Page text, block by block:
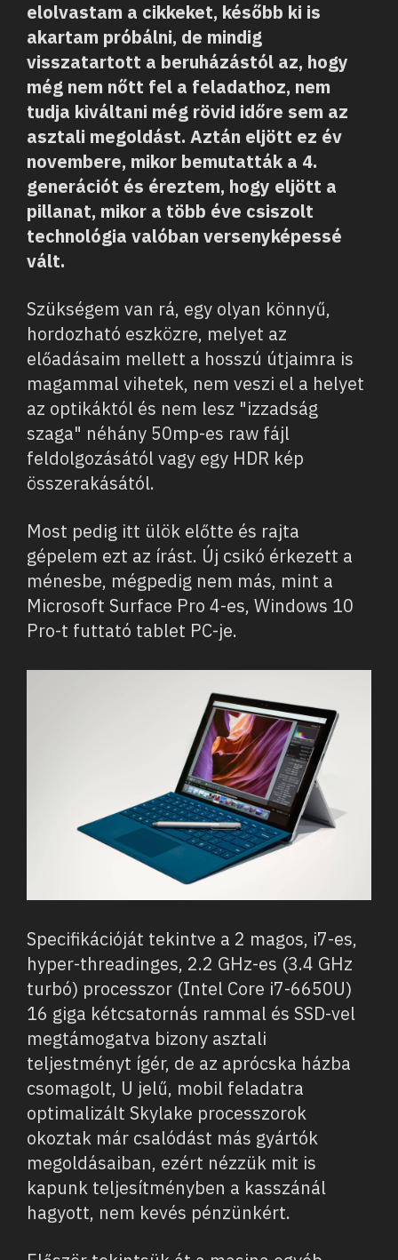
elolvastam a cikkeket, később ki is
akartam próbálni, de mindig
visszatartott a beruházástól az, hogy
még nem nőtt fel a feladathoz, nem
tudja kiváltani még rövid időre sem az
asztali megoldást. Aztán eljött ez év
novembere, mikor bemutatták a 4.
generációt és éreztem, hogy eljött a
pillanat, mikor a több éve csiszolt
technológia valóban versenyképessé
vált.
Szükségem van rá, egy olyan könnyű,
hordozható eszközre, melyet az
előadásaim mellett a hosszú útjaimra is
magammal vihetek, nem veszi el a helyet
az optikáktól és nem lesz "izzadság
szaga" néhány 50mp-es raw fájl
feldolgozásától vagy egy HDR kép
összerakásától.
Most pedig itt ülök előtte és rajta
gépelem ezt az írást. Új csikó érkezett a
ménesbe, mégpedig nem más, mint a
Microsoft Surface Pro 4-es, Windows 10
Pro-t futtató tablet PC-je.
Specifikációját tekintve a 2 magos, i7-es,
hyper-threadinges, 2.2 GHz-es (3.4 GHz
turbó) processzor (Intel Core i7-6650U)
16 giga kétcsatornás rammal és SSD-vel
megtámogatva bizony asztali
teljestményt ígér, de az aprócska házba
csomagolt, U jelű, mobil feladatra
optimalizált Skylake processzorok
okoztak már csalódást más gyártók
megoldásaiban, ezért nézzük mit is
kapunk teljesítményben a kasszánál
hagyott, nem kevés pénzünkért.